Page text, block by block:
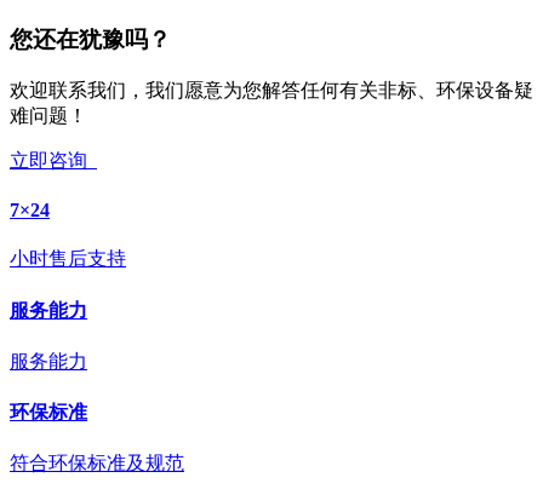
您还在犹豫吗？
欢迎联系我们，我们愿意为您解答任何有关非标、环保设备疑
难问题！
立即咨询
7×24
小时售后支持
服务能力
服务能力
环保标准
符合环保标准及规范